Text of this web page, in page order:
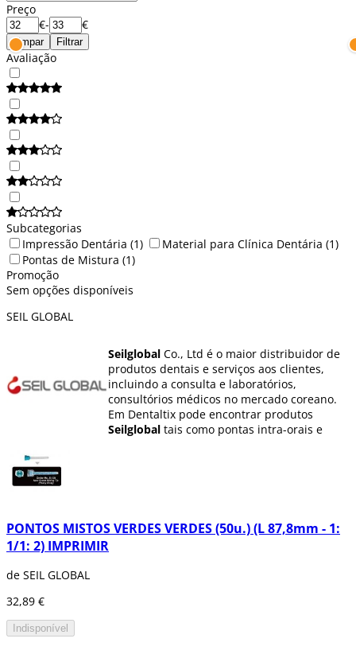
Preço
€- €
Limpar Filtrar
Avaliação
Subcategorias
Impressão Dentária (1) Material para Clínica Dentária (1)
Pontas de Mistura (1)
Promoção
Sem opções disponíveis
SEIL GLOBAL
Seilglobal Co., Ltd é o maior distribuidor de
produtos dentais e serviços aos clientes,
incluindo a consulta e laboratórios,
consultórios médicos no mercado coreano.
Em Dentaltix pode encontrar produtos
Seilglobal tais como pontas intra-orais e
PONTOS MISTOS VERDES VERDES (50u.) (L 87,8mm - 1:
1/1: 2) IMPRIMIR
de SEIL GLOBAL
32,89 €
Indisponível